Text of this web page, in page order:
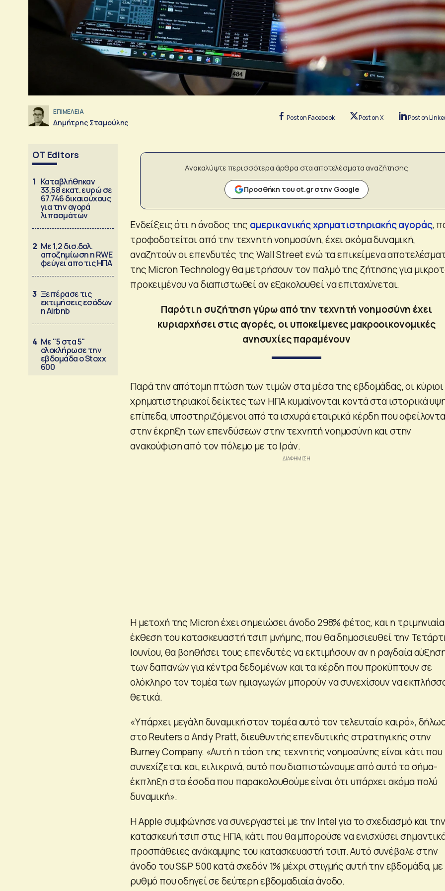
ΕΠΙΜΕΛΕΙΑ
Δημήτρης Σταμούλης
Post on Facebook Post on X Post on
OT Editors
1 Καταβλήθηκαν
33,58 εκατ. ευρώ σε
67.746 δικαιούχους
για την αγορά
λιπασμάτων
2 Με 1,2 δισ.δολ.
αποζημίωση η RWE
φεύγει απο τις ΗΠΑ
3 Ξεπέρασε τις
εκτιμήσεις εσόδων
η Airbnb
4 Με "5 στα 5"
ολοκλήρωσε την
εβδομάδα ο Stoxx
600
Ανακαλύψτε περισσότερα άρθρα στα αποτελέσματα αναζήτησης
Προσθήκη του ot.gr στην Google
Eνδείξεις ότι η άνοδος της αμερικανικής χρηματιστηριακής αγοράς,
τροφοδοτείται από την τεχνητή νοημοσύνη, έχει ακόμα δυναμική,
αναζητούν οι επενδυτές της Wall Street ενώ τα επικείμενα
της Micron Technology θα μετρήσουν τον παλμό της ζήτησης για
προκειμένου να διαπιστωθεί αν εξακολουθεί να επιταχύνεται.
Παρότι η συζήτηση γύρω από την τεχνητή νοημοσύνη έχει
κυριαρχήσει στις αγορές, οι υποκείμενες μακροοικονομικές
ανησυχίες παραμένουν
Παρά την απότομη πτώση των τιμών στα μέσα της εβδομάδας, οι κύριοι
χρηματιστηριακοί δείκτες των ΗΠΑ κυμαίνονται κοντά στα ιστορικά
επίπεδα, υποστηριζόμενοι από τα ισχυρά εταιρικά κέρδη που
στην έκρηξη των επενδύσεων στην τεχνητή νοημοσύνη και στην
ανακούφιση από τον πόλεμο με το Ιράν.
Η μετοχή της Micron έχει σημειώσει άνοδο 298% φέτος, και η τριμηνιαία
έκθεση του κατασκευαστή τσιπ μνήμης, που θα δημοσιευθεί την
Ιουνίου, θα βοηθήσει τους επενδυτές να εκτιμήσουν αν η ραγδαία
των δαπανών για κέντρα δεδομένων και τα κέρδη που προκύπτουν σε
ολόκληρο τον τομέα των ημιαγωγών μπορούν να συνεχίσουν να
θετικά.
«Υπάρχει μεγάλη δυναμική στον τομέα αυτό τον τελευταίο καιρό»,
στο Reuters ο ⁠Andy Pratt, διευθυντής επενδυτικής στρατηγικής στην
Burney Company. «Αυτή η τάση της τεχνητής νοημοσύνης είναι κάτι που
συνεχίζεται και, ειλικρινά, αυτό που διαπιστώνουμε από αυτό το σήμα-
έκπληξη στα έσοδα που παρακολουθούμε είναι ότι υπάρχει ακόμα πολύ
δυναμική».
Η Apple συμφώνησε να συνεργαστεί με την Intel για το σχεδιασμό και την
κατασκευή τσιπ στις ΗΠΑ, κάτι που θα μπορούσε να ενισχύσει
προσπάθειες ανάκαμψης του κατασκευαστή τσιπ. Αυτό συνέβαλε στην
άνοδο του S&P 500 κατά σχεδόν 1% μέχρι στιγμής αυτή την εβδομάδα, με
ρυθμό που οδηγεί σε δεύτερη εβδομαδιαία άνοδο.